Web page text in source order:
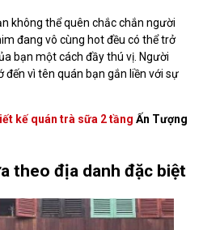
không thể quên chắc chắn người
đang vô cùng hot đều có thể trở
bạn một cách đầy thú vị. Người
đến vì tên quán bạn gắn liền với sự
kế quán trà sữa 2 tầng Ấn Tượng
theo địa danh đặc biệt